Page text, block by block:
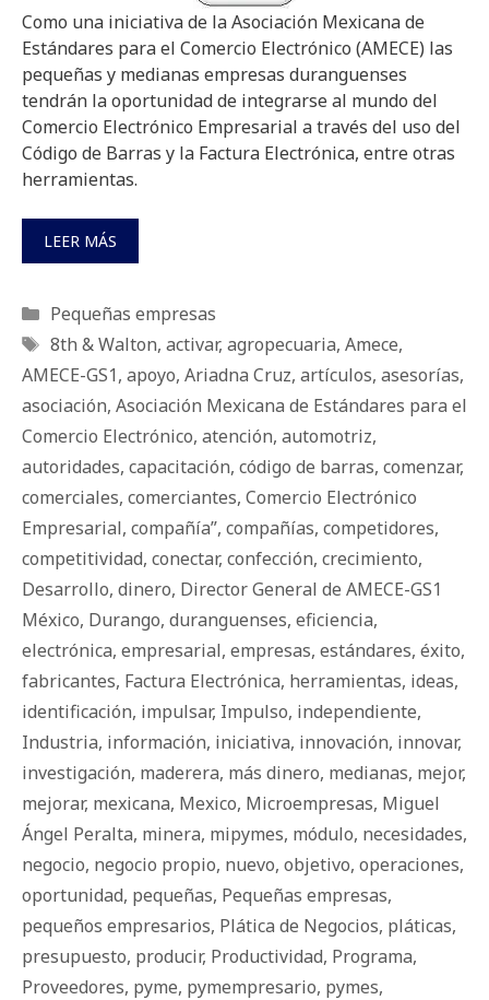
Como una iniciativa de la Asociación Mexicana de
Estándares para el Comercio Electrónico (AMECE) las
pequeñas y medianas empresas duranguenses
tendrán la oportunidad de integrarse al mundo del
Comercio Electrónico Empresarial a través del uso del
Código de Barras y la Factura Electrónica, entre otras
herramientas.
LEER MÁS
Categorías
Pequeñas empresas
Etiquetas
8th & Walton, activar, agropecuaria, Amece,
AMECE-GS1, apoyo, Ariadna Cruz, artículos, asesorí­as,
asociación, Asociación Mexicana de Estándares para el
Comercio Electrónico, atención, automotriz,
autoridades, capacitación, código de barras, comenzar,
comerciales, comerciantes, Comercio Electrónico
Empresarial, compañía”, compañías, competidores,
competitividad, conectar, confección, crecimiento,
Desarrollo, dinero, Director General de AMECE-GS1
México, Durango, duranguenses, eficiencia,
electrónica, empresarial, empresas, estándares, éxito,
fabricantes, Factura Electrónica, herramientas, ideas,
identificación, impulsar, Impulso, independiente,
Industria, información, iniciativa, innovación, innovar,
investigación, maderera, más dinero, medianas, mejor,
mejorar, mexicana, Mexico, Microempresas, Miguel
Ángel Peralta, minera, mipymes, módulo, necesidades,
negocio, negocio propio, nuevo, objetivo, operaciones,
oportunidad, pequeñas, Pequeñas empresas,
pequeños empresarios, Plática de Negocios, pláticas,
presupuesto, producir, Productividad, Programa,
Proveedores, pyme, pymempresario, pymes,